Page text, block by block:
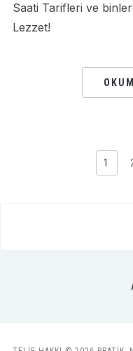
Saati Tarifleri ve
Lezzet!
1